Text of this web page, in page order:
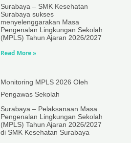
Surabaya – SMK Kesehatan
Surabaya sukses
menyelenggarakan Masa
Pengenalan Lingkungan Sekolah
(MPLS) Tahun Ajaran 2026/2027
Read More »
Monitoring MPLS 2026 Oleh
Pengawas Sekolah
Surabaya – Pelaksanaan Masa
Pengenalan Lingkungan Sekolah
(MPLS) Tahun Ajaran 2026/2027
di SMK Kesehatan Surabaya